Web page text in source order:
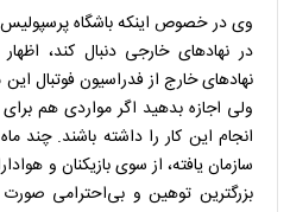
وی در خصوص اینکه باشگاه
در نهادهای خارجی دنبال کند،
نهادهای خارج از فدراسیون فوتبال
ولی اجازه بدهید اگر مواردی هم
انجام این کار را داشته باشند. چند
سازمان یافته، از سوی بازیکنان و
بزرگترین توهین و بی‌احترامی